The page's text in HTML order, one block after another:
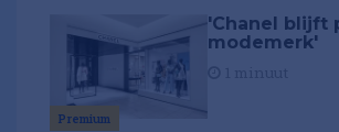
Premium
'Chanel blijft
modemerk'